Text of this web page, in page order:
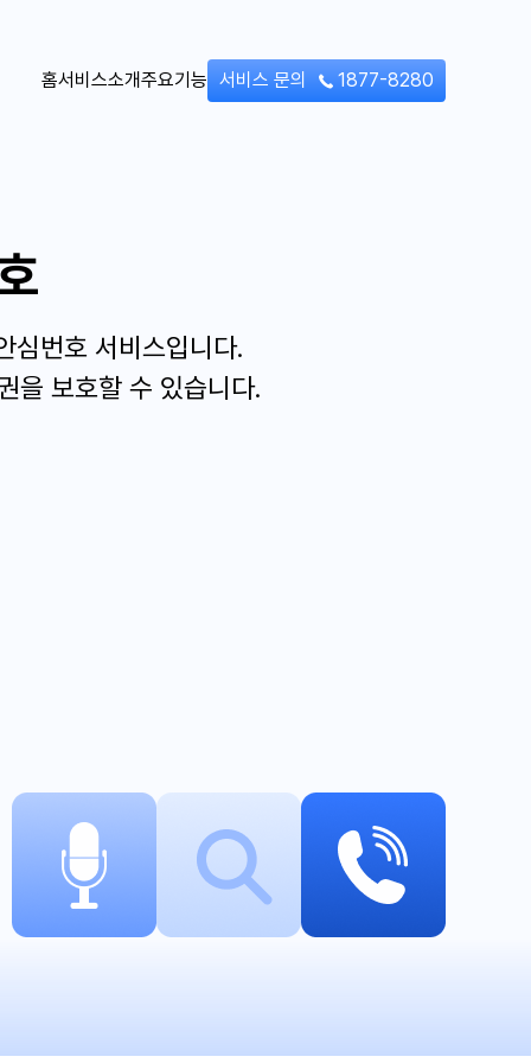
홈서비스소개주요기능 서비스 문의 1877-8280
심번호 서비스입니다.
을 보호할 수 있습니다.